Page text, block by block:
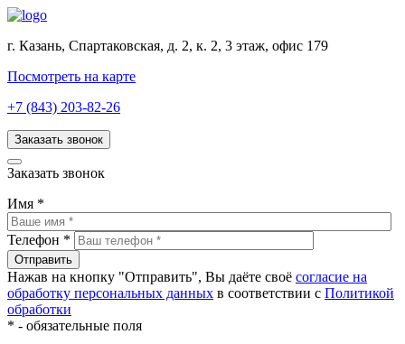
г. Казань, Спартаковская, д. 2, к. 2, 3 этаж, офис 179
Посмотреть на карте
+7 (843) 203-82-26
Заказать звонок
Заказать звонок
Имя *
Телефон *
Нажав на кнопку "Отправить", Вы даёте своё согласие на
обработку персональных данных в соответствии с Политикой
обработки
* - обязательные поля